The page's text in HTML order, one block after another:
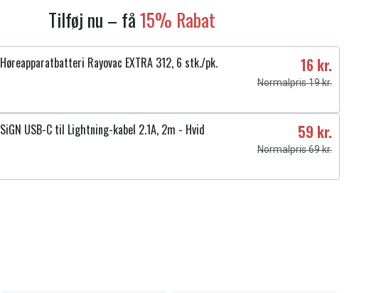
Tilføj nu – få15% Rabat
Høreapparatbatteri Rayovac EXTRA 312, 6 stk./pk. 16 kr.
Normalpris 19 kr.
SiGN USB-C til Lightning-kabel 2.1A, 2m - Hvid 59 kr.
Normalpris 69 kr.